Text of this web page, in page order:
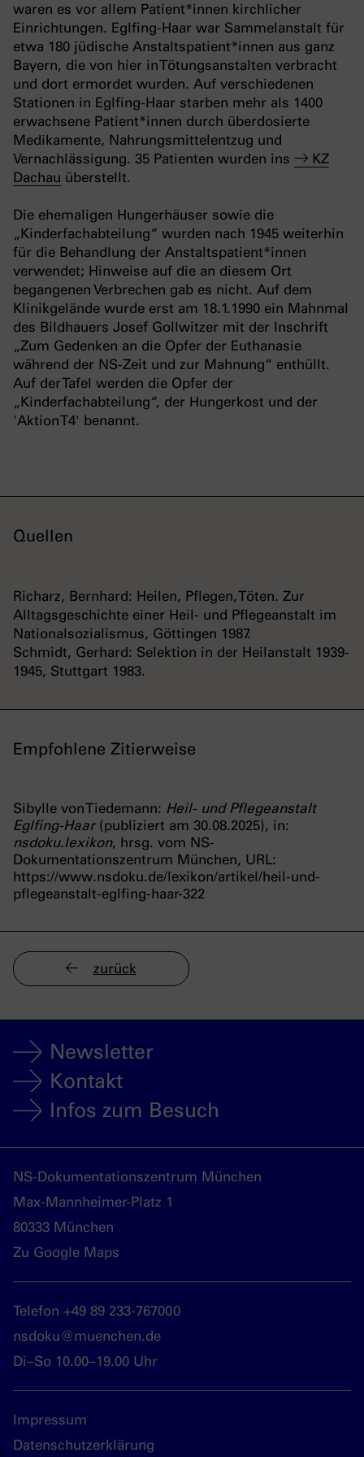
waren es vor allem Patient*innen kirchlicher
Einrichtungen. Eglfing-Haar war Sammelanstalt für
etwa 180 jüdische Anstaltspatient*innen aus ganz
Bayern, die von hier in Tötungsanstalten verbracht
und dort ermordet wurden. Auf verschiedenen
Stationen in Eglfing-Haar starben mehr als 1400
erwachsene Patient*innen durch überdosierte
Medikamente, Nahrungsmittelentzug und
Vernachlässigung. 35 Patienten wurden ins
KZ
Dachau überstellt.
Die ehemaligen Hungerhäuser sowie die
„Kinderfachabteilung“ wurden nach 1945 weiterhin
für die Behandlung der Anstaltspatient*innen
verwendet; Hinweise auf die an diesem Ort
begangenen Verbrechen gab es nicht. Auf dem
Klinikgelände wurde erst am 18.1.1990 ein Mahnmal
des Bildhauers Josef Gollwitzer mit der Inschrift
„Zum Gedenken an die Opfer der Euthanasie
während der NS-Zeit und zur Mahnung“ enthüllt.
Auf der Tafel werden die Opfer der
„Kinderfachabteilung“, der Hungerkost und der
'Aktion T4' benannt.
Quellen
Richarz, Bernhard: Heilen, Pflegen, Töten. Zur
Alltagsgeschichte einer Heil- und Pflegeanstalt im
Nationalsozialismus, Göttingen 1987.
Schmidt, Gerhard: Selektion in der Heilanstalt 1939-
1945, Stuttgart 1983.
Empfohlene Zitierweise
Sibylle von Tiedemann: Heil- und Pflegeanstalt
Eglfing-Haar(publiziert am 30.08.2025), in:
nsdoku.lexikon, hrsg. vom NS-
Dokumentationszentrum München, URL:
https://www.nsdoku.de/lexikon/artikel/heil-und-
pflegeanstalt-eglfing-haar-322
zurück
Newsletter
Kontakt
Infos zum Besuch
NS-Dokumentationszentrum München
Max-Mannheimer-Platz 1
80333 München
Zu Google Maps
Telefon +49 89 233-767000
nsdoku@muenchen.de
Di–So 10.00–19.00 Uhr
Impressum
Datenschutzerklärung